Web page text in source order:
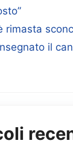
rimasta
il